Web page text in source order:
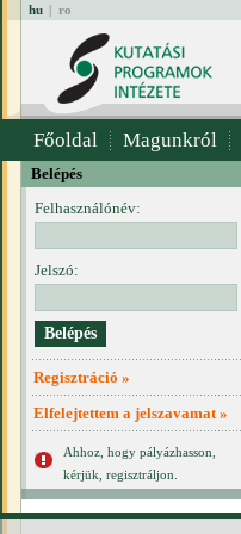
hu | ro
Főoldal Magunkról
Belépés
Felhasználónév:
Jelszó:
Regisztráció »
Elfelejtettem a jelszavamat »
Ahhoz, hogy pályázhasson,
kérjük, regisztráljon.